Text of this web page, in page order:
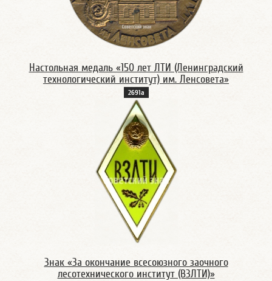
Настольная медаль «150 лет ЛТИ (Ленинградский
технологический институт) им. Ленсовета»
2691а
Знак «За окончание всесоюзного заочного
лесотехнического институт (ВЗЛТИ)»